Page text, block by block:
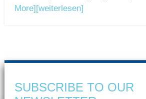
More][weiterlesen]
SUBSCRIBE TO OUR